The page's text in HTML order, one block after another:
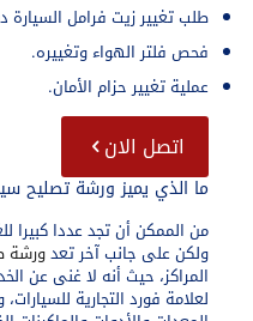
طلب تغيير زيت فرامل السيارة
فحص فلتر الهواء وتغييره.
عملية تغيير حزام الأمان.
اتصل الان
ما الذي يميز ورشة تصليح
من الممكن أن تجد عددا كبيرا
ولكن على جانب آخر تعدورشة
المراكز، حيث أنه لا غنى عن
لعلامة فورد التجارية